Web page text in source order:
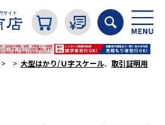
大型はかり/Ｕ字スケール、 取引証明用